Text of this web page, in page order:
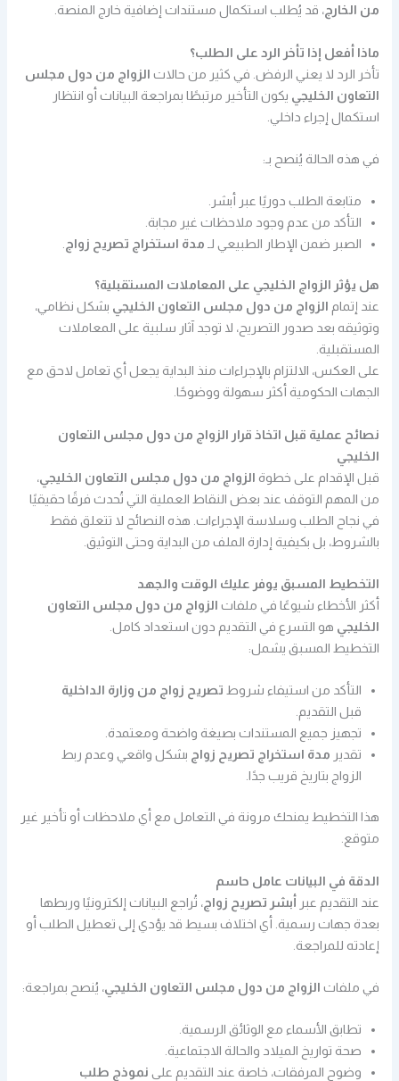
من الخارج، قد يُطلب استكمال مستندات إضافية خارج المنصة.
ماذا أفعل إذا تأخر الرد على الطلب؟
تأخر الرد لا يعني الرفض. في كثير من حالات الزواج من دول مجلس
التعاون الخليجي يكون التأخير مرتبطًا بمراجعة البيانات أو انتظار
استكمال إجراء داخلي.
في هذه الحالة يُنصح بـ:
متابعة الطلب دوريًا عبر أبشر.
التأكد من عدم وجود ملاحظات غير مجابة.
الصبر ضمن الإطار الطبيعي لـ مدة استخراج تصريح زواج.
هل يؤثر الزواج الخليجي على المعاملات المستقبلية؟
عند إتمام الزواج من دول مجلس التعاون الخليجي بشكل نظامي،
وتوثيقه بعد صدور التصريح، لا توجد آثار سلبية على المعاملات
المستقبلية.
على العكس، الالتزام بالإجراءات منذ البداية يجعل أي تعامل لاحق مع
الجهات الحكومية أكثر سهولة ووضوحًا.
نصائح عملية قبل اتخاذ قرار الزواج من دول مجلس التعاون
الخليجي
قبل الإقدام على خطوة الزواج من دول مجلس التعاون الخليجي،
من المهم التوقف عند بعض النقاط العملية التي تُحدث فرقًا حقيقيًا
في نجاح الطلب وسلاسة الإجراءات. هذه النصائح لا تتعلق فقط
بالشروط، بل بكيفية إدارة الملف من البداية وحتى التوثيق.
التخطيط المسبق يوفر عليك الوقت والجهد
أكثر الأخطاء شيوعًا في ملفات الزواج من دول مجلس التعاون
الخليجي هو التسرع في التقديم دون استعداد كامل.
التخطيط المسبق يشمل:
التأكد من استيفاء شروط تصريح زواج من وزارة الداخلية
قبل التقديم.
تجهيز جميع المستندات بصيغة واضحة ومعتمدة.
تقدير مدة استخراج تصريح زواج بشكل واقعي وعدم ربط
الزواج بتاريخ قريب جدًا.
هذا التخطيط يمنحك مرونة في التعامل مع أي ملاحظات أو تأخير غير
متوقع.
الدقة في البيانات عامل حاسم
عند التقديم عبر أبشر تصريح زواج، تُراجع البيانات إلكترونيًا وربطها
بعدة جهات رسمية. أي اختلاف بسيط قد يؤدي إلى تعطيل الطلب أو
إعادته للمراجعة.
في ملفات الزواج من دول مجلس التعاون الخليجي، يُنصح بمراجعة:
تطابق الأسماء مع الوثائق الرسمية.
صحة تواريخ الميلاد والحالة الاجتماعية.
وضوح المرفقات، خاصة عند التقديم على نموذج طلب